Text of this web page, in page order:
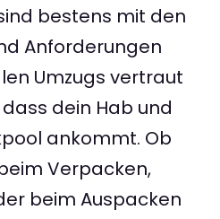
bestens mit den
Anforderungen
Umzugs vertraut
dein Hab und
ankommt. Ob
Verpacken,
beim Auspacken